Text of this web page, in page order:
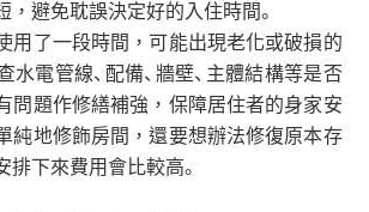
，避免耽誤決定好的入住時間。
用了一段時間，可能出現老化或破損的
水電管線、配備、牆壁、主體結構等是否
問題作修繕補強，保障居住者的身家安
純地修飾房間，還要想辦法修復原本存
排下來費用會比較高。